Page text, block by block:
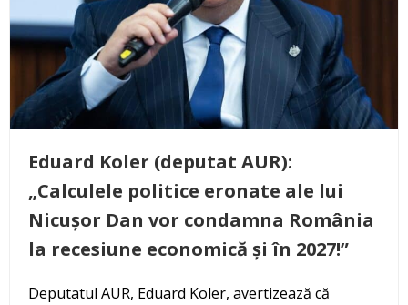
Eduard Koler (deputat AUR):
„Calculele politice eronate ale lui
Nicușor Dan vor condamna România
la recesiune economică și în 2027!”
Deputatul AUR, Eduard Koler, avertizează că